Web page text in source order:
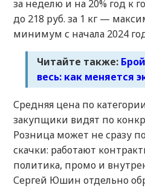
за неделю и на 20% год к
до 218 руб. за 1 кг —
минимум с начала 2024
Читайте также:
весь: как меняется
Средняя цена по
закупщики видят по
Розница может не сразу
скачки: работают
политика, промо и
Сергей Юшин отдельно